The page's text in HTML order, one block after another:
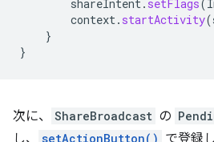
shareIntent. setFlags(
context. startActivity(
}
}
次に、 ShareBroadcast の
し、
setActionButton() で登録